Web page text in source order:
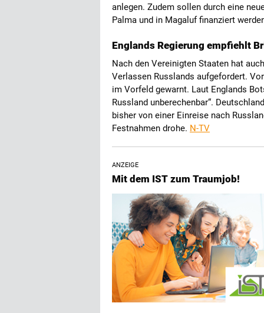
anlegen. Zudem sollen durch eine
Palma und in Magaluf finanziert
Englands Regierung empfiehlt
Nach den Vereinigten Staaten hat
Verlassen Russlands aufgefordert.
im Vorfeld gewarnt. Laut Englands
Russland unberechenbar“.
bisher von einer Einreise nach
Festnahmen drohe. N-TV
ANZEIGE
Mit dem IST zum Traumjob!